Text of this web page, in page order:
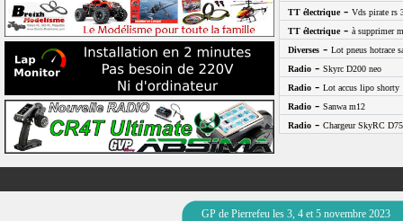
TT électrique- Vds pirate rs
TT électrique- à supprimer
Diverses - Lot pneus hotrace
Radio - Skyrc D200 neo
Radio - Lot accus lipo shorty
Radio - Sanwa m12
Radio - Chargeur SkyRC
GP de Pierrefeu les 3, 4 et 5 novembre 2023